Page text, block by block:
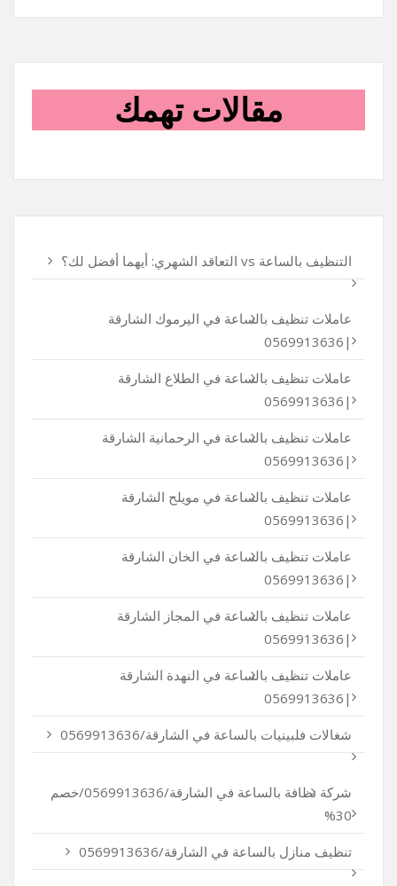
مقالات تهمك
التنظيف بالساعة vs التعاقد الشهري: أيهما أفضل لك؟
عاملات تنظيف بالساعة في اليرموك الشارقة
|0569913636
عاملات تنظيف بالساعة في الطلاع الشارقة
|0569913636
عاملات تنظيف بالساعة في الرحمانية الشارقة
|0569913636
عاملات تنظيف بالساعة في مويلح الشارقة
|0569913636
عاملات تنظيف بالساعة في الخان الشارقة
|0569913636
عاملات تنظيف بالساعة في المجاز الشارقة
|0569913636
عاملات تنظيف بالساعة في النهدة الشارقة
|0569913636
شغالات فلبينيات بالساعة في الشارقة/0569913636
شركة نظافة بالساعة في الشارقة/0569913636/خصم
30%
تنظيف منازل بالساعة في الشارقة/0569913636